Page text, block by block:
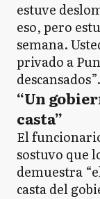
estuve
eso, pero
semana.
privado a
descansados”.
“Un
casta”
El
sostuvo que
demuestra
casta del